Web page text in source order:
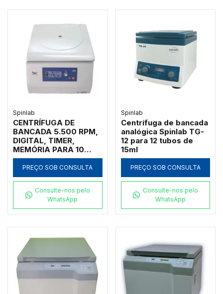
12X10ML, 24X10ML,
6X50ML, 24X15ML
(CÔNICO) OU
HORIZONTAIS COM
4X50ML, 8X15ML,
16X15ML, 8X15ML
(CÔNICO),
Spinlab
CENTRÍFUGA DE
BANCADA 5.500 RPM,
DIGITAL, TIMER,
MEMÓRIA PARA 10
PROGRAMAS,
OPCIONALMENTE
PODERÁ VIR EQUIPADA
HORIZONTAIS SEM
TAMPA, COM
CAPACIDADES PARA 4
X 50ML, 4 X 100ML, 4
X 50ML, 32 X15ML, 48
X 5ML (VÁCUO), 48 X
7ML (VÁCUO), 64 X
5ML (VÁCUO), 64 X
7ML (VÁCUO), 8
MICROPLACAS DE 96
PREÇO SOB CONSULTA
Consulte-nos pelo
WhatsApp
Spinlab
Centrífuga de bancada
analógica Spinlab TG-
12 para 12 tubos de
15ml
PREÇO SOB CONSULTA
Consulte-nos pelo
WhatsApp